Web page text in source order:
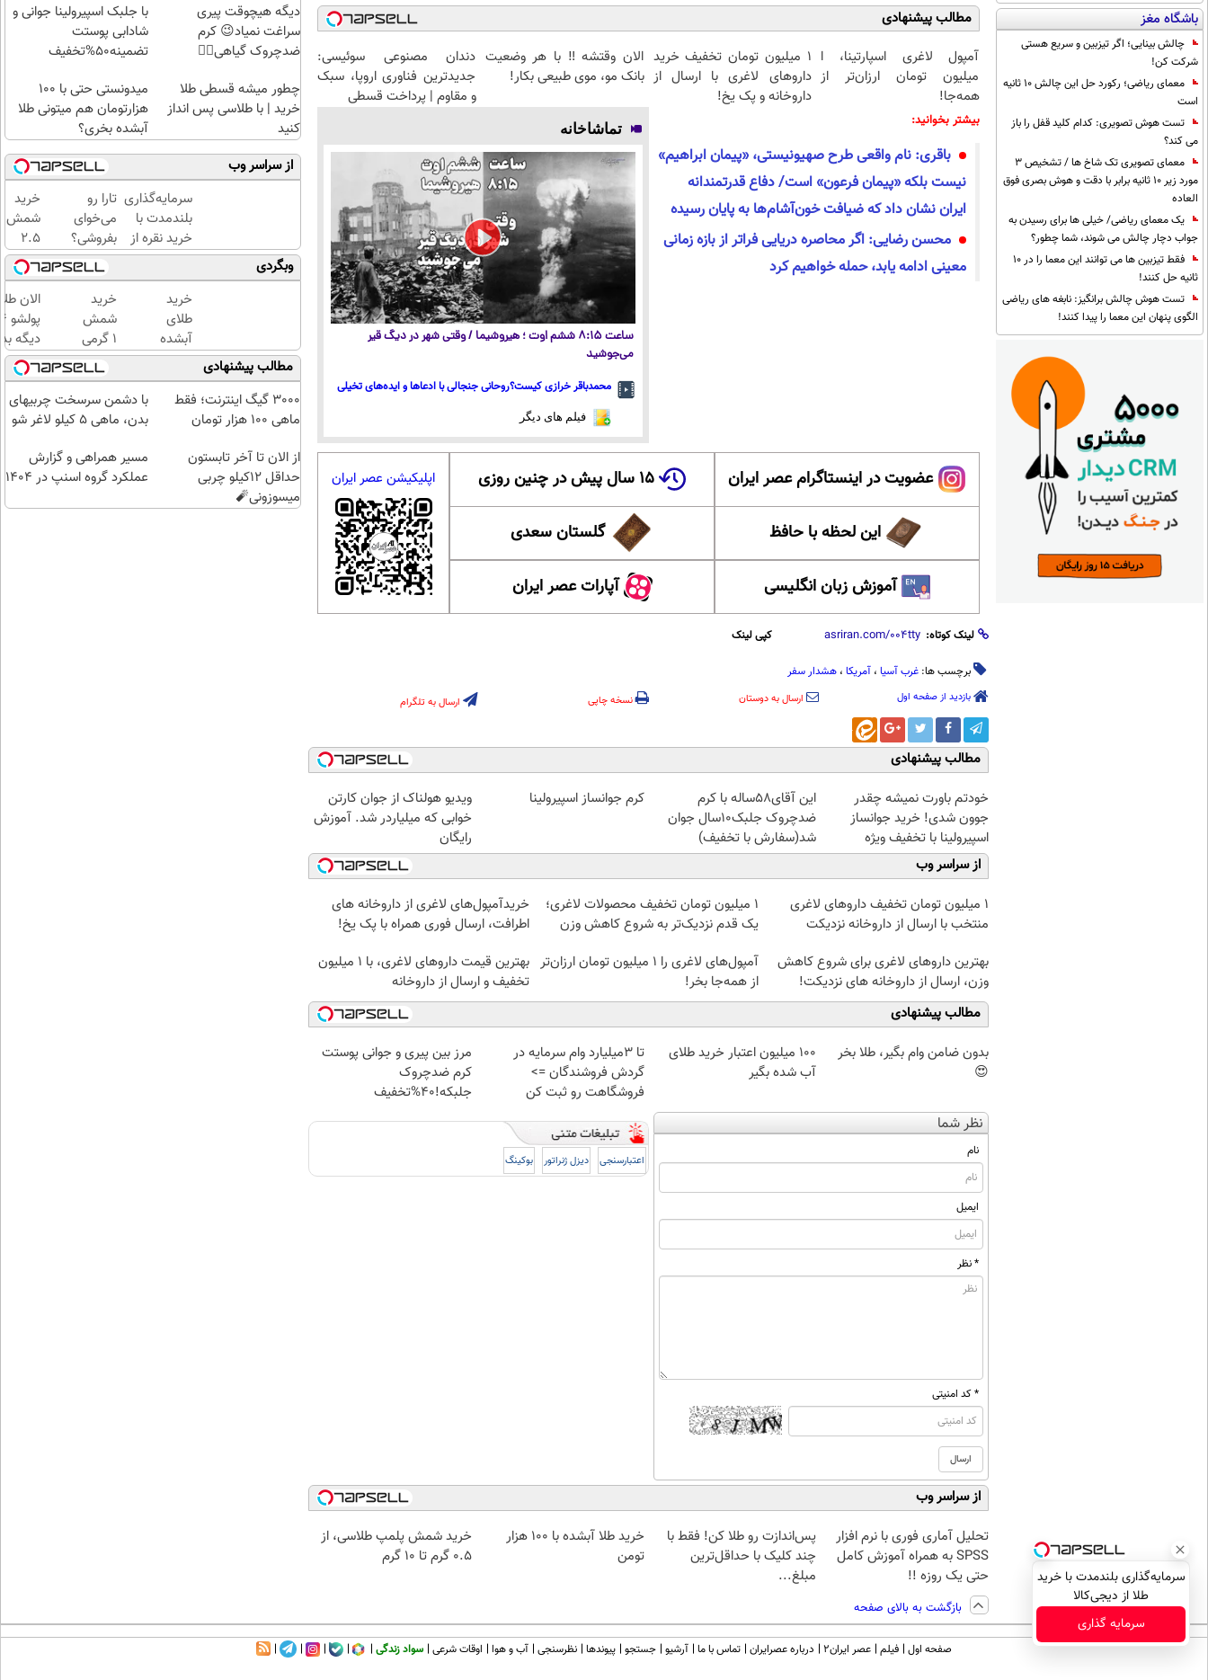
باشگاه مغز
چالش بینایی؛ اگر تیزبین و سریع هستی
شرکت کن!
معمای ریاضی؛ رکورد حل این چالش 10 ثانیه
است
تست هوش تصویری: کدام کلید قفل را باز
می کند؟
معمای تصویری تک شاخ ها / تشخیص 3
مورد زیر 10 ثانیه برابر با دقت و هوش بصری فوق
العاده
یک معمای ریاضی/ خیلی ها برای رسیدن به
جواب دچار چالش می شوند، شما چطور؟
فقط تیزبین ها می توانند این معما را در 10
ثانیه حل کنند!
تست هوش چالش برانگیز: نابغه های ریاضی
الگوی پنهان این معما را پیدا کنند!
مطالب پیشنهادی
آمپول لاغری اسپارتینا، ا
میلیون تومان ارزان‌تر از
همه‌جا!
1 میلیون تومان تخفیف خرید
داروهای لاغری با ارسال از
داروخانه و پک یخ!
الان وقتشه‼️ با هر وضعیت
بانک مو، موی طبیعی بکار!
دندان مصنوعی سوئیسی:
جدیدترین فناوری اروپا، سبک
و مقاوم | پرداخت قسطی
بیشتر بخوانید:
باقری: نام واقعی طرح صهیونیستی، «پیمان ابراهیم»
نیست بلکه «پیمان فرعون» است/ دفاع قدرتمندانه
ایران نشان داد که ضیافت خون‌آشام‌ها به پایان رسیده
محسن رضایی: اگر محاصره دریایی فراتر از بازه زمانی
معینی ادامه یابد، حمله خواهیم کرد
تماشاخانه
ساعت ۸:۱۵ ششم اوت ؛ هیروشیما / وقتی شهر در دیگ قیر
می‌جوشید
محمدباقر خرازی کیست؟روحانی جنجالی با ادعاها و ایده‌های تخیلی
فیلم های دیگر
عضویت در اینستاگرام عصر ایران ۱۵ سال پیش در چنین روزی
این لحظه با حافظ گلستان سعدی
آموزش زبان انگلیسی آپارات عصر ایران
اپلیکیشن عصر ایران
لینک کوتاه: کپی لینک
برچسب ها: غرب آسیا ، آمریکا ، هشدار سفر
بازدید از صفحه اول ارسال به دوستان نسخه چاپی ارسال به تلگرام
مطالب پیشنهادی
خودتم باورت نمیشه چقدر
جوون شدی! خرید جوانساز
اسپیرولینا با تخفیف ویژه
این آقای58ساله با کرم
ضدچروک جلبک10سال جوان
شد(سفارش با تخفیف)
کرم جوانساز اسپیرولینا
ویدیو هولناک از جوان کارتن
خوابی که میلیاردر شد. آموزش
رایگان
از سراسر وب
۱ میلیون تومان تخفیف داروهای لاغری
منتخب با ارسال از داروخانه نزدیکت
۱ میلیون تومان تخفیف محصولات لاغری؛
یک قدم نزدیک‌تر به شروع کاهش وزن
خریدآمپول‌های لاغری از داروخانه های
اطرافت، ارسال فوری همراه با پک یخ!
بهترین داروهای لاغری برای شروع کاهش
وزن، ارسال از داروخانه های نزدیکت!
آمپول‌های لاغری را ۱ میلیون تومان ارزان‌تر
از همه‌جا بخر!
بهترین قیمت داروهای لاغری، با ۱ میلیون
تخفیف و ارسال از داروخانه‌
مطالب پیشنهادی
بدون ضامن وام بگیر، طلا بخر
😍
100 میلیون اعتبار خرید طلای
آب شده بگیر
تا 3میلیارد وام سرمایه در
گردش فروشندگان =>
فروشگاهت رو ثبت کن
مرز بین پیری و جوانی پوستت
کرم ضدچروک
جلبکه!40%تخفیف
نظر شما
نام
ایمیل
* نظر
* کد امنیتی
اعتبارسنجی دیزل ژنراتور بوکینگ
از سراسر وب
تحلیل آماری فوری با نرم افزار
SPSS به همراه آموزش کامل
حتی یک روزه !!
پس‌اندازت رو طلا کن! فقط با
چند کلیک با حداقل‌ترین
مبلغ...
خرید طلا آبشده با 100 هزار
تومن
خرید شمش پلمپ طلاسی، از
۰.۵ گرم تا ۱۰ گرم
بازگشت به بالای صفحه
دیگه هیچوقت پیری
سراغت نمیاد😉 کرم
ضدچروک گیاهی👈🏻
با جلبک اسپیرولینا جوانی و
شادابی پوستت
تضمینه50%تخفیف
چطور میشه قسطی طلا
خرید | با طلاسی پس انداز
کنید
میدونستی حتی با ۱۰۰
هزارتومان هم میتونی طلا
آبشده بخری؟
از سراسر وب
سرمایه‌گذاری
بلندمدت با
خرید نقره از
دیجی‌کالا
تارا رو
می‌خوای
بفروشی؟
با
خودرو۴۵
یک‌روزه
بفروشش
خرید
شمش
2.5
گرمی
از
طلاسی
😍
وبگردی
خرید
طلای
آبشده
حتی با
۱۰۰هزارتومان
خرید
شمش
1 گرمی
از
طلاسی
الان
دیگه
طلا با
بی‌بهره
مطالب پیشنهادی
3000 گیگ اینترنت؛ فقط
ماهی 100 هزار تومان
با دشمن سرسخت چربیهای
بدن، ماهی 5 کیلو لاغر شو
از الان تا آخر تابستون
حداقل 12کیلو چربی
میسوزونی🧨
مسیر همراهی و گزارش
عملکرد گروه اسنپ در ۱۴۰۴
سرمایه‌گذاری بلندمدت با خرید
طلا از دیجی‌کالا
سرمایه گذاری
صفحه اول فیلم عصر ایران۲ درباره عصرایران تماس با ما آرشیو جستجو پیوندها نظرسنجی آب و هوا اوقات شرعی سواد زندگی